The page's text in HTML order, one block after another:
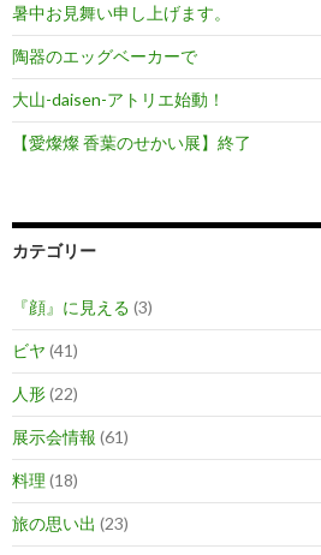
暑中お見舞い申し上げます。
陶器のエッグベーカーで
大山-daisen-アトリエ始動！
【愛燦燦 香葉のせかい展】終了
カテゴリー
『顔』に見える (3)
ビヤ (41)
人形(22)
展示会情報 (61)
料理 (18)
旅の思い出 (23)